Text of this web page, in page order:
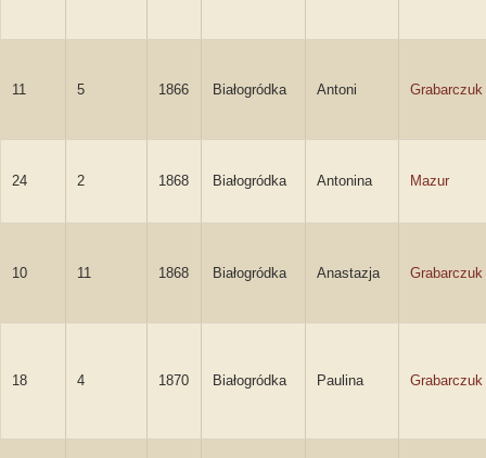
11 5 1866 Białogródka Antoni Grabarczuk
24 2 1868 Białogródka Antonina Mazur
10 11 1868 Białogródka Anastazja Grabarczuk
18 4 1870 Białogródka Paulina Grabarczuk